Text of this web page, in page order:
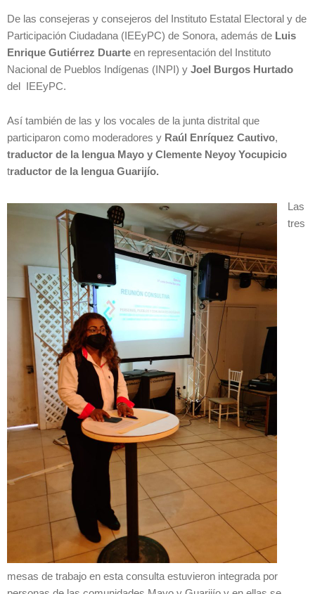
De las consejeras y consejeros del Instituto Estatal Electoral y de
Participación Ciudadana (IEEyPC) de Sonora, además de Luis
Enrique Gutiérrez Duarte en representación del Instituto
Nacional de Pueblos Indígenas (INPI) y Joel Burgos Hurtado
del IEEyPC.
Así también de las y los vocales de la junta distrital que
participaron como moderadores y Raúl Enríquez Cautivo,
traductor de la lengua Mayo y Clemente Neyoy Yocupicio
traductor de la lengua Guarijío.
Las
tres
mesas de trabajo en esta consulta estuvieron integrada por